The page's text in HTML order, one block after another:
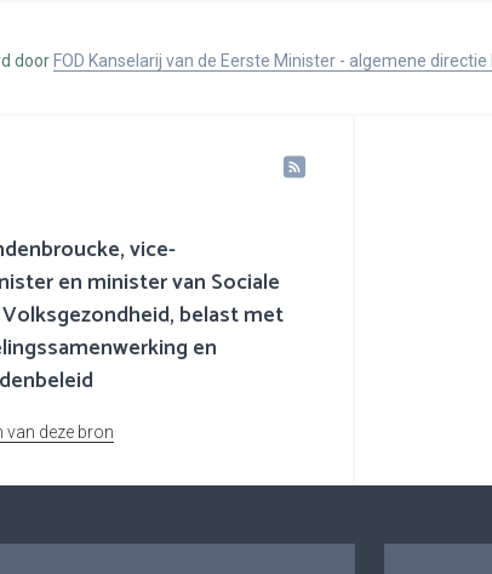
door FOD Kanselarij van de Eerste Minister - algemene
vice-
en minister van Sociale
belast met
en
van deze bron